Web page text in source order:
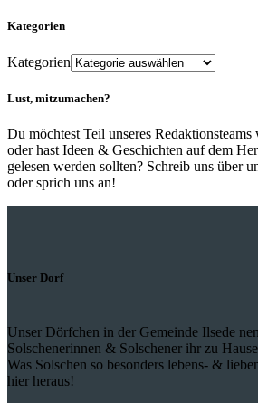
Kategorien
Kategorien
Lust, mitzumachen?
Du möchtest Teil unseres
oder hast Ideen & Geschichten auf dem
gelesen werden sollten? Schreib uns über
oder sprich uns an!
Unser Dorf
Unser Dörfchen in der Gemeinde Ilsede
Solschenerinnen & Solschener ihr zu
Was Solschen so besonders lebens- &
hier heraus!